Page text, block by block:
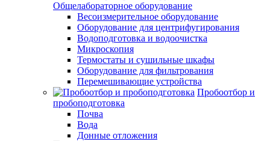
Общелабораторное оборудование
Весоизмерительное оборудование
Оборудование для центрифугирования
Водоподготовка и водоочистка
Микроскопия
Термостаты и сушильные шкафы
Оборудование для фильтрования
Перемешивающие устройства
Пробоотбор и
пробоподготовка
Почва
Вода
Донные отложения